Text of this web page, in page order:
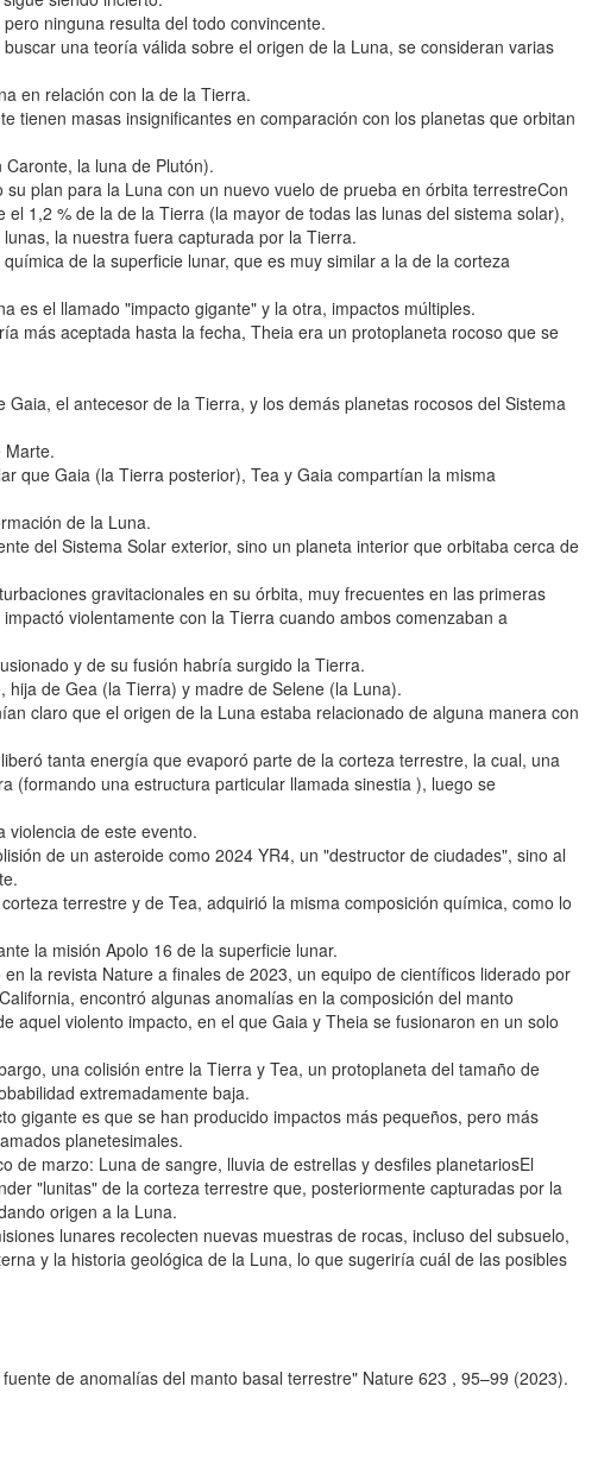
ninguna resulta del todo convincente.
una teoría válida sobre el origen de la Luna, se consideran varias
en relación con la de la Tierra.
tienen masas insignificantes en comparación con los planetas que orbitan
la luna de Plutón).
plan para la Luna con un nuevo vuelo de prueba en órbita terrestreCon
1,2 % de la de la Tierra (la mayor de todas las lunas del sistema solar),
la nuestra fuera capturada por la Tierra.
de la superficie lunar, que es muy similar a la de la corteza
es el llamado "impacto gigante" y la otra, impactos múltiples.
más aceptada hasta la fecha, Theia era un protoplaneta rocoso que se
el antecesor de la Tierra, y los demás planetas rocosos del Sistema
Marte.
que Gaia (la Tierra posterior), Tea y Gaia compartían la misma
de la Luna.
del Sistema Solar exterior, sino un planeta interior que orbitaba cerca de
gravitacionales en su órbita, muy frecuentes en las primeras
violentamente con la Tierra cuando ambos comenzaban a
y de su fusión habría surgido la Tierra.
de Gea (la Tierra) y madre de Selene (la Luna).
claro que el origen de la Luna estaba relacionado de alguna manera con
tanta energía que evaporó parte de la corteza terrestre, la cual, una
(formando una estructura particular llamada sinestia ), luego se
violencia de este evento.
de un asteroide como 2024 YR4, un "destructor de ciudades", sino al
terrestre y de Tea, adquirió la misma composición química, como lo
la misión Apolo 16 de la superficie lunar.
la revista Nature a finales de 2023, un equipo de científicos liderado por
encontró algunas anomalías en la composición del manto
aquel violento impacto, en el que Gaia y Theia se fusionaron en un solo
una colisión entre la Tierra y Tea, un protoplaneta del tamaño de
extremadamente baja.
gigante es que se han producido impactos más pequeños, pero más
planetesimales.
de marzo: Luna de sangre, lluvia de estrellas y desfiles planetariosEl
"lunitas" de la corteza terrestre que, posteriormente capturadas por la
origen a la Luna.
lunares recolecten nuevas muestras de rocas, incluso del subsuelo,
y la historia geológica de la Luna, lo que sugeriría cuál de las posibles
de anomalías del manto basal terrestre" Nature 623 , 95–99 (2023).